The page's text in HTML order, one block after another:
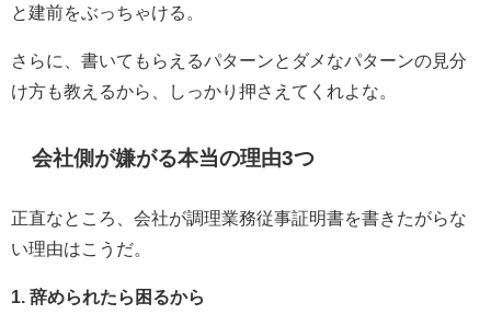
と建前をぶっちゃける。
さらに、書いてもらえるパターンとダメなパターンの見分
け方も教えるから、しっかり押さえてくれよな。
会社側が嫌がる本当の理由3つ
正直なところ、会社が調理業務従事証明書を書きたがらな
い理由はこうだ。
1. 辞められたら困るから